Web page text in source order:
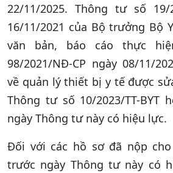
22/11/2025. Thông tư số 19/
16/11/2021 của Bộ trưởng Bộ
văn bản, báo cáo thực
98/2021/NĐ-CP ngày 08/11/
về quản lý thiết bị y tế được
Thông tư số 10/2023/TT-BYT
ngày Thông tư này có hiệu lực.
Đối với các hồ sơ đã nộp
trước ngày Thông tư này có